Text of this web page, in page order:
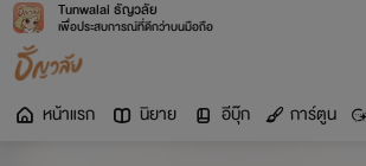
Tunwalai ธัญวลัย
เพื่อประสบการณ์ที่ดีกว่าบนมือถือ
หน้าแรก นิยาย อีบุ๊ก การ์ตูน